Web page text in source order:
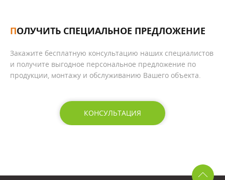
ПОЛУЧИТЬ СПЕЦИАЛЬНОЕ ПРЕДЛОЖЕНИЕ
Закажите бесплатную консультацию наших специалистов
и получите выгодное персональное предложение по
продукции, монтажу и обслуживанию Вашего объекта.
КОНСУЛЬТАЦИЯ